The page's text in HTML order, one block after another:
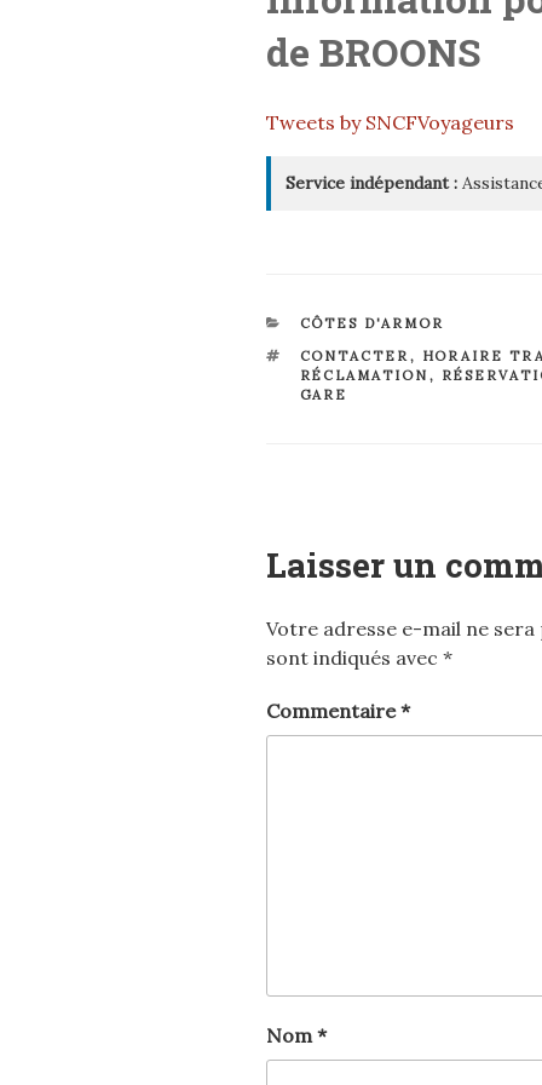
de BROONS
Tweets by SNCFVoyageurs
Service indépendant :
CATÉGORIES
CÔTES D'ARMOR
ÉTIQUETTES
CONTACTER, HORAIRE
RÉCLAMATION ,
GARE
Laisser un
Votre adresse e-mail ne sera
sont indiqués avec *
Commentaire*
Nom*